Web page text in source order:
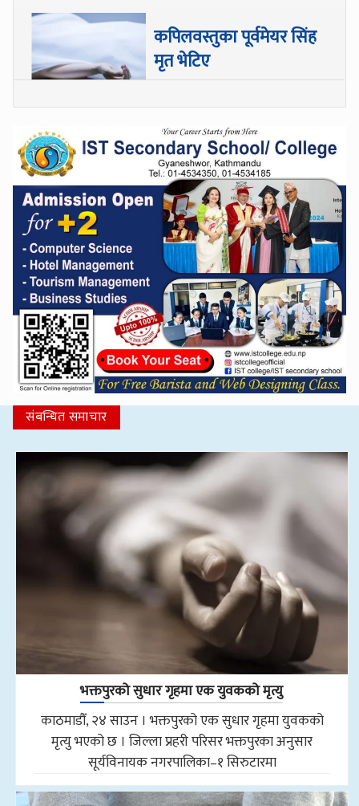
कपिलवस्तुका पूर्वमेयर सिंह
मृत भेटिए
संबन्धित समाचार
भक्तपुरको सुधार गृहमा एक युवकको मृत्यु
काठमाडौँ, २४ साउन । भक्तपुरको एक सुधार गृहमा युवकको
मृत्यु भएको छ । जिल्ला प्रहरी परिसर भक्तपुरका अनुसार
सूर्यविनायक नगरपालिका–१ सिरुटारमा